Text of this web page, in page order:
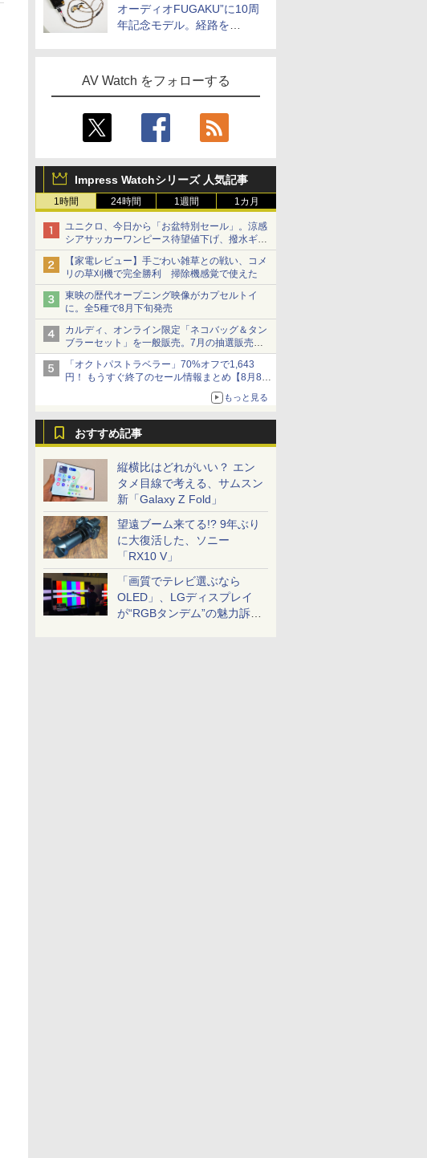
オーディオFUGAKU”に10周
年記念モデル。経路を
AV Watch をフォローする
Impress Watchシリーズ 人気記事
1時間 24時間 1週間 1カ月
ユニクロ、今日から「お盆特別セール」。涼感
シアサッカーワンピース待望値下げ、撥水ギア
ショーツは1990円に
【家電レビュー】手ごわい雑草との戦い、コメ
リの草刈機で完全勝利 掃除機感覚で使えた
東映の歴代オープニング映像がカプセルトイ
に。全5種で8月下旬発売
カルディ、オンライン限定「ネコバッグ＆タン
ブラーセット」を一般販売。7月の抽選販売の
当選無効分
「オクトパストラベラー」70%オフで1,643
円！ もうすぐ終了のセール情報まとめ【8月8日
ニンテンドーeショップでは「大神 絶景版」が
もっと見る
おすすめ記事
縦横比はどれがいい？ エン
タメ目線で考える、サムスン
新「Galaxy Z Fold」
望遠ブーム来てる!? 9年ぶり
に大復活した、ソニー
「RX10 V」
「画質でテレビ選ぶなら
OLED」、LGディスプレイ
が“RGBタンデム”の魅力訴